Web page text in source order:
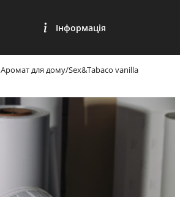
Інформація
Аромат для дому/Sex&Tabaco vanilla